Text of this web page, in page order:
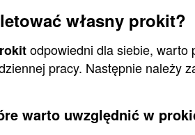
własny prokit?
odpowiedni dla siebie, warto
pracy. Następnie należy
warto uwzględnić w